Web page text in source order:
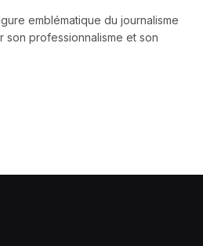
emblématique du journalisme
son professionnalisme et son